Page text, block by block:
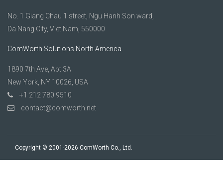
No. 1 Giang Chau 1 street, Ngu Hanh Son ward,
Da Nang City, Viet Nam, 550000
ComWorth Solutions North America.
1890 7th Ave, Apt 3A
New York, NY 10026, USA
+1 212 780 9510
contact@comworth.net
Copyright © 2001-2026 ComWorth Co., Ltd.